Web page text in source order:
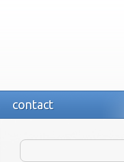
contact